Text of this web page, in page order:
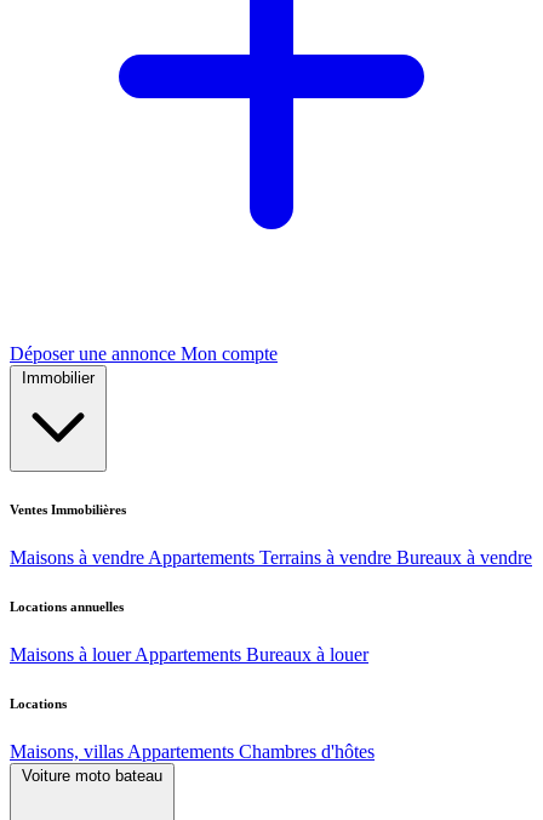
Déposer une annonce Mon compte
Immobilier
Ventes Immobilières
Maisons à vendre Appartements Terrains à vendre Bureaux à vendre
Locations annuelles
Maisons à louer Appartements Bureaux à louer
Locations
Maisons, villas Appartements Chambres d'hôtes
Voiture moto bateau